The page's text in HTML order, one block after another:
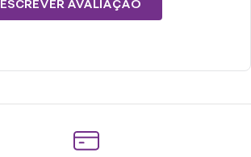
ESCREVER AVALIAÇÃO